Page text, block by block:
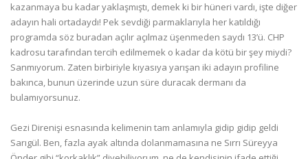
kazanmaya bu kadar yaklaşmıştı, demek ki bir hüneri vardı, işte diğer
adayın hali ortadaydı! Pek sevdiği parmaklarıyla her katıldığı
programda söz buradan açılır açılmaz üşenmeden saydı 13’ü. CHP
kadrosu tarafından tercih edilmemek o kadar da kötü bir şey miydi?
Sanmıyorum. Zaten birbiriyle kıyasıya yarışan iki adayın profiline
bakınca, bunun üzerinde uzun süre duracak dermanı da
bulamıyorsunuz.
Gezi Direnişi esnasında kelimenin tam anlamıyla gidip gidip geldi
Sarıgül. Ben, fazla ayak altında dolanmamasına ne Sırrı Süreyya